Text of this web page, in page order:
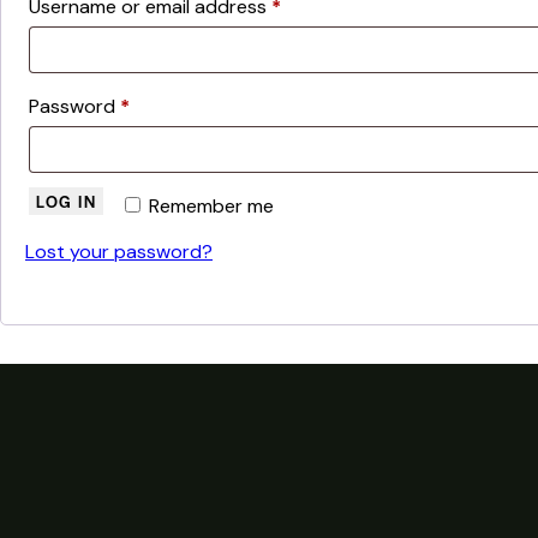
Username or email address *
Password *
Remember me
LOG IN
Lost your password?